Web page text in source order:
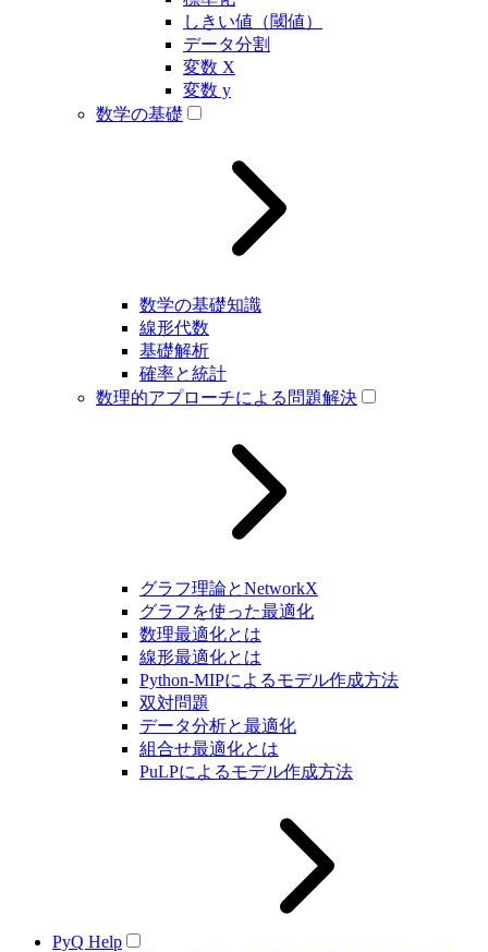
しきい値（閾値）
データ分割
変数 X
変数 y
数学の基礎
数学の基礎知識
線形代数
基礎解析
確率と統計
数理的アプローチによる問題解決
グラフ理論とNetworkX
グラフを使った最適化
数理最適化とは
線形最適化とは
Python-MIPによるモデル作成方法
双対問題
データ分析と最適化
組合せ最適化とは
PuLPによるモデル作成方法
PyQ Help